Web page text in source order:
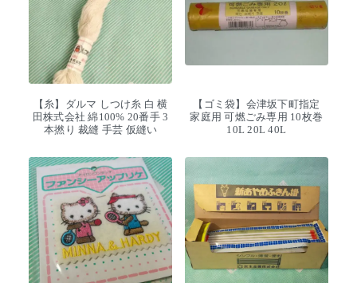
【糸】ダルマ しつけ糸 白 横
田株式会社 綿100% 20番手 3
本撚り 裁縫 手芸 仮縫い
【ゴミ袋】会津坂下町指定
家庭用 可燃ごみ専用 10枚巻
10L 20L 40L